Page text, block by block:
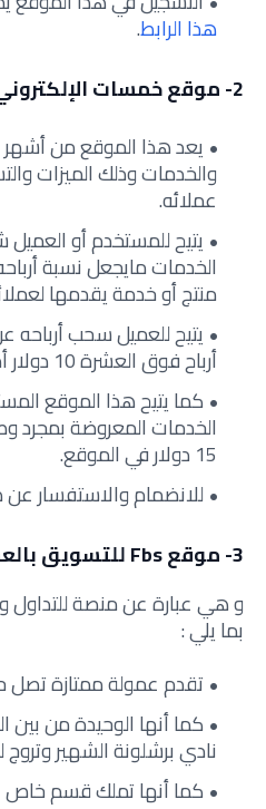
هذا الرابط.
2- موقع خمسات الإلكتروني
يعد هذا الموقع من
والخدمات وذلك الميزات
عملائه.
يتيح للمستخدم أو العميل
منتج أو خدمة يقدمها
أرباح فوق العشرة 10 دولار أمريكي.
كما يتيح هذا الموقع
الخدمات المعروضة
15 دولار في الموقع.
للانضمام والاستفسار
3- موقع Fbs للتسويق بالعمولة في الجزائر
و هي عبارة عن منصة للتداول و
بما يلي :
تقدم عمولة ممتازة تصل حتى 10 دولار عن
كما أنها الوحيدة من بين
نادي برشلونة الشهير
كما أنها تملك قسم خاص